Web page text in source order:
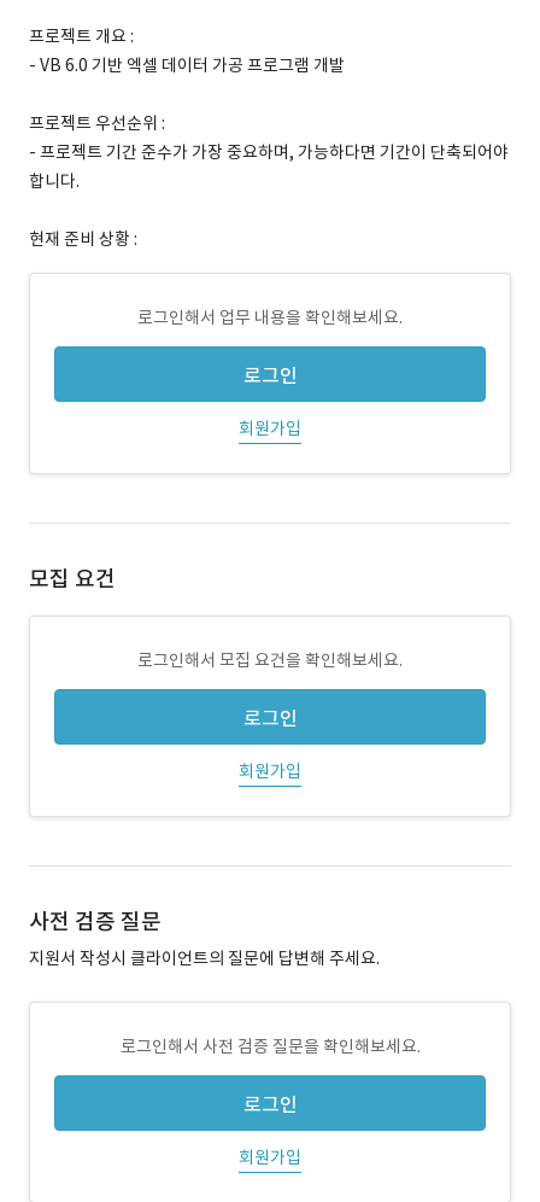
프로젝트 개요 :
- VB 6.0 기반 엑셀 데이터 가공 프로그램 개발
프로젝트 우선순위 :
- 프로젝트 기간 준수가 가장 중요하며, 가능하다면 기간이 단축되어야
합니다.
현재 준비 상황 :
로그인해서 업무 내용을 확인해보세요.
로그인
회원가입
모집 요건
로그인해서 모집 요건을 확인해보세요.
로그인
회원가입
사전 검증 질문
지원서 작성시 클라이언트의 질문에 답변해 주세요.
로그인해서 사전 검증 질문을 확인해보세요.
로그인
회원가입